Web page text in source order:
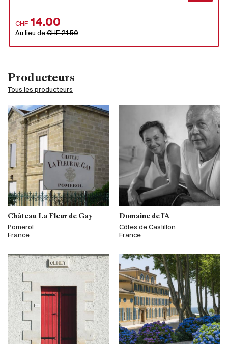
Producteurs
Tous les producteurs
Château La Fleur de Gay
Pomerol
France
Domaine de l'A
Côtes de Castillon
France
CHF 14.00
Au lieu deCHF 21.50